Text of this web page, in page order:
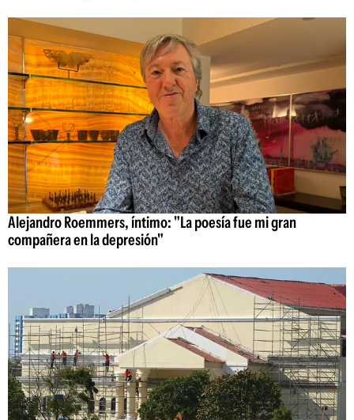
Alejandro Roemmers, íntimo: "La poesía fue mi gran
compañera en la depresión"